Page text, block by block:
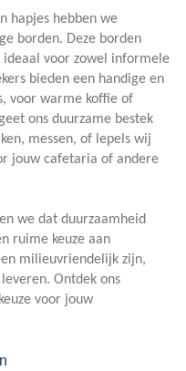
hapjes hebben we
borden. Deze borden
voor zowel informele
bieden een handige en
voor warme koffie of
ons duurzame bestek
messen, of lepels wij
jouw cafetaria of andere
we dat duurzaamheid
ruime keuze aan
milieuvriendelijk zijn,
Ontdek ons
voor jouw